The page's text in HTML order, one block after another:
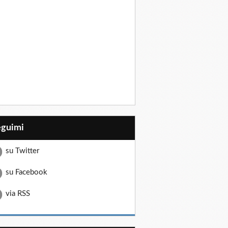
su Twitter
su Facebook
via RSS